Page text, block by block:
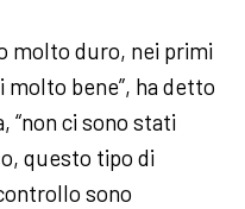
molto duro, nei primi
bene”, ha detto
“non ci sono stati
questo tipo di
sono